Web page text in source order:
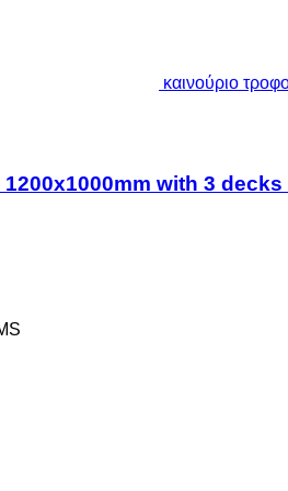
καινούριο
with 3 decks